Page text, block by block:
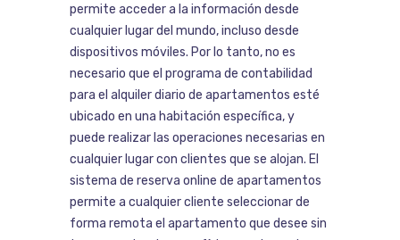
permite acceder a la información desde
cualquier lugar del mundo, incluso desde
dispositivos móviles. Por lo tanto, no es
necesario que el programa de contabilidad
para el alquiler diario de apartamentos esté
ubicado en una habitación específica, y
puede realizar las operaciones necesarias en
cualquier lugar con clientes que se alojan. El
sistema de reserva online de apartamentos
permite a cualquier cliente seleccionar de
forma remota el apartamento que desee sin